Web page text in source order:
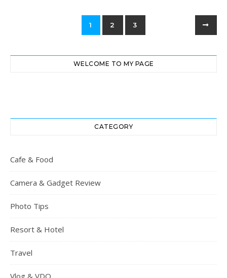
1 2 3
WELCOME TO MY PAGE
CATEGORY
Cafe & Food
Camera & Gadget Review
Photo Tips
Resort & Hotel
Travel
Vlog & VDO